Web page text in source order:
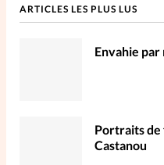
ARTICLES LES PLUS LUS
Envahie
Portraits de
Castanou